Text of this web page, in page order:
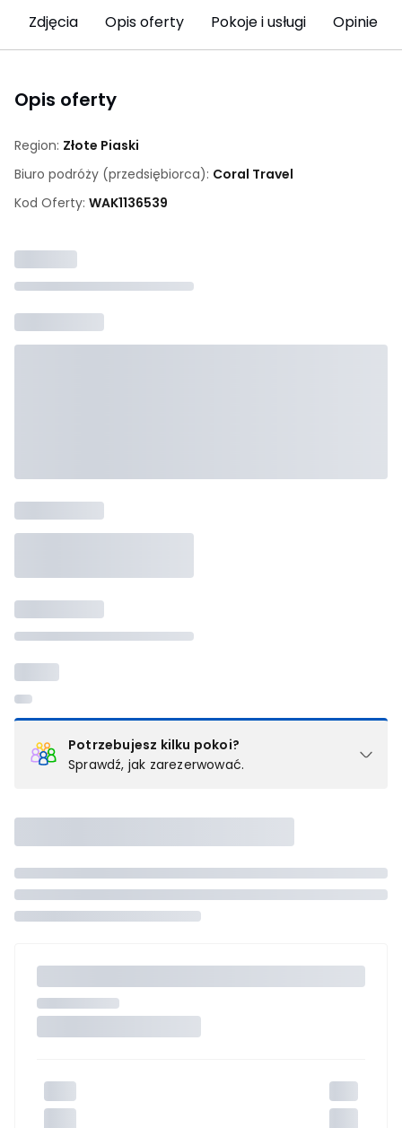
Zdjęcia Opis oferty Pokoje i usługi Opinie
Opis oferty
Region: Złote Piaski
Biuro podróży (przedsiębiorca): Coral Travel
Kod Oferty: WAK1136539
Potrzebujesz kilku pokoi?
Sprawdź, jak zarezerwować.
pokoju (lub apartamencie, willi itd.). Wybierz jedną z ofert z listy
i zarezerwuj ją. Zrób oddzielne rezerwacje dla każdego
kolejnego pokoju lubskontaktuj się z nami,by złożyć
zamówienie u naszego doradcy.
Maksymalna liczba uczestników
maksymalny limit dla 1 pokoju.